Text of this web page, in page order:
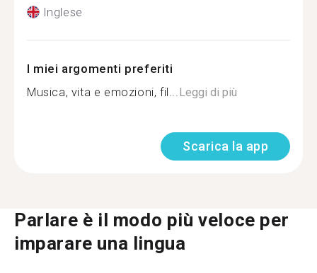
Inglese
I miei argomenti preferiti
Musica, vita e emozioni, fil... Leggi di più
Scarica la app
Parlare è il modo più veloce per
imparare una lingua